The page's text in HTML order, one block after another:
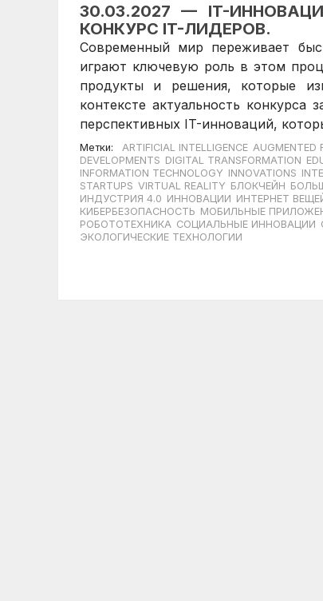
30.03.2027 — IT-
КОНКУРС IT-ЛИДЕРОВ.
Современный мир переживает
играют ключевую роль в этом
продукты и решения, которые
контексте актуальность
перспективных IT-инноваций,
Метки: ARTIFICIAL INTELLIGENCE AUGMENTED
DEVELOPMENTS DIGITAL TRANSFORMATION
INFORMATION TECHNOLOGY INNOVATIONS
STARTUPS VIRTUAL REALITY БЛОКЧЕЙН
ИНДУСТРИЯ 4.0 ИННОВАЦИИ ИНТЕРНЕТ
КИБЕРБЕЗОПАСНОСТЬ МОБИЛЬНЫЕ
РОБОТОТЕХНИКА СОЦИАЛЬНЫЕ ИННОВАЦИИ
ЭКОЛОГИЧЕСКИЕ ТЕХНОЛОГИИ